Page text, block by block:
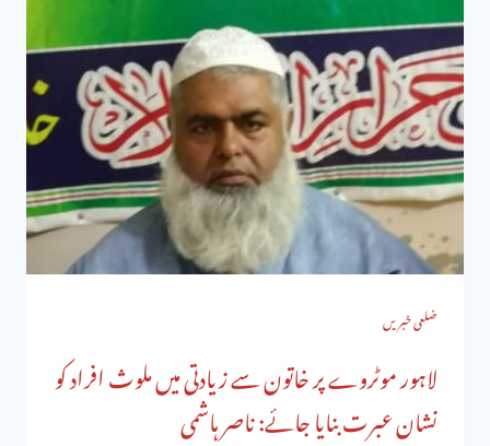
ضلعی خبریں
لاہور موٹروے پر خاتون سے زیادتی میں ملوث افراد کو
نشان عبرت بنایا جائے: ناصر ہاشمی